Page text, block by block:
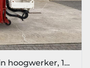
2014 Niftylift TD120 TDAC, Spin hoogwerker, 12 meter